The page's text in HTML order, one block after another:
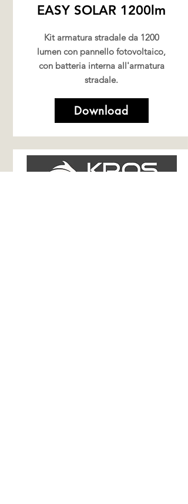
EASY SOLAR 1200lm
Kit armatura stradale da 1200
lumen con pannello fotovoltaico,
con batteria interna all'armatura
stradale.
Download